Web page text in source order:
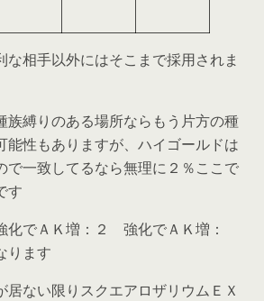
な相手以外にはそこまで採用されま
族縛りのある場所ならもう片方の種
能性もありますが、ハイゴールドは
で一致してるなら無理に２％ここで
す
化でＡＫ増：２ 強化でＡＫ増：
ります
居ない限りスクエアロザリウムＥＸ